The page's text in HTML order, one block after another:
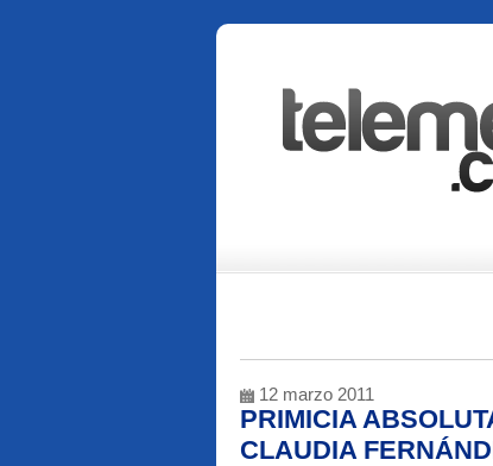
12 marzo 2011
PRIMICIA
CLAUDIA